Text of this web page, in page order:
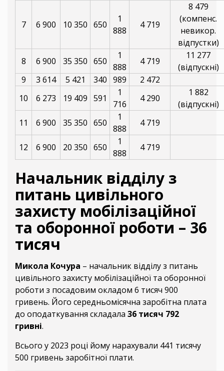
7 6 900 10 350 650
1
888
4 719
8 479
(компенс.
невикор.
відпустки)
8
6 900 35 350 650
1
888
4 719
11 277
(відпускні)
9
3 614 5 421 340 989
2 472
10
6 273 19 409 591
1
716
4 290
1 882
(відпускні)
11
6 900 35 350 650
1
888
4 719
12 6 900 20 350 650
1
888
4 719
Начальник відділу з
питань цивільного
захисту мобілізаційної
та оборонної роботи – 36
тисяч
Микола Кочура – начальник відділу з питань
цивільного захисту мобілізаційної та оборонної
роботи з посадовим окладом 6 тисяч 900
гривень. Його середньомісячна заробітна плата
до оподаткування складала 36 тисяч 792
гривні.
Всього у 2023 році йому нарахували 441 тисячу
500 гривень заробітної плати.